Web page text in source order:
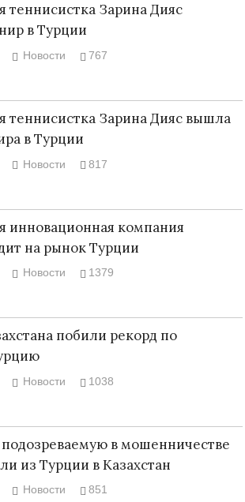
теннисистка Зарина Дияс
в Турции
Новости 767
теннисистка Зарина Дияс вышла
в Турции
Новости 817
инновационная компания
на рынок Турции
Новости 1379
побили рекорд по
Новости 1038
подозреваемую в мошенничестве
из Турции в Казахстан
Новости 851